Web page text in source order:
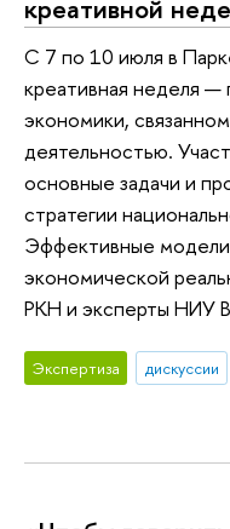
креативной
С 7 по 10 июля в
креативная неделя —
экономики,
деятельностью.
основные задачи и
стратегии
Эффективные
экономической
РКН и эксперты НИУ
Экспертиза дискуссии